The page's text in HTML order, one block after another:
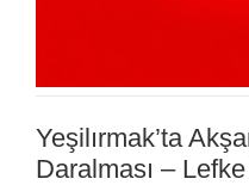
Yeşilırmak’ta
Daralması – Lefke